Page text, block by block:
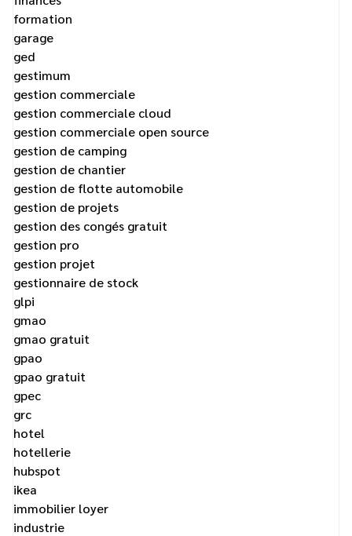
formation
garage
ged
gestimum
gestion commerciale
gestion commerciale cloud
gestion commerciale open source
gestion de camping
gestion de chantier
gestion de flotte automobile
gestion de projets
gestion des congés gratuit
gestion pro
gestion projet
gestionnaire de stock
glpi
gmao
gmao gratuit
gpao
gpao gratuit
gpec
grc
hotel
hotellerie
hubspot
ikea
immobilier loyer
industrie